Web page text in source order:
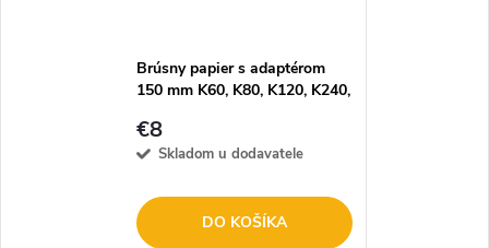
Brúsny papier s adaptérom
150 mm K60, K80, K120, K240,
€8
Skladom u dodavatele
DO KOŠÍKA